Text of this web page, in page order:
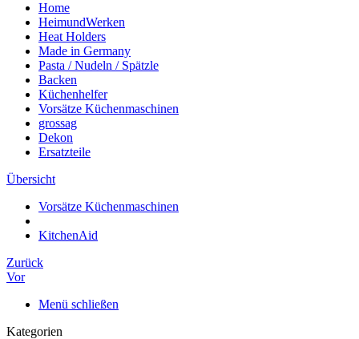
Home
HeimundWerken
Heat Holders
Made in Germany
Pasta / Nudeln / Spätzle
Backen
Küchenhelfer
Vorsätze Küchenmaschinen
grossag
Dekon
Ersatzteile
Übersicht
Vorsätze Küchenmaschinen
KitchenAid
Zurück
Vor
Menü schließen
Kategorien